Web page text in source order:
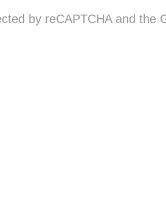
by reCAPTCHA and the